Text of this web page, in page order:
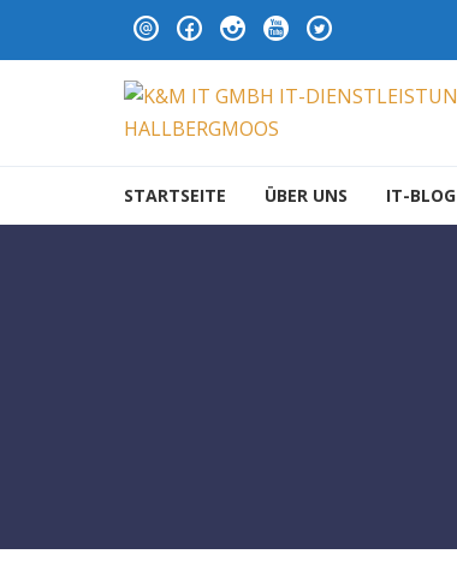
Skip to navigation
Skip to content
STARTSEITE ÜBER UNS IT-BLOG